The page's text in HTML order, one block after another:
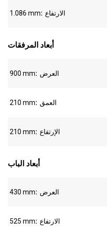
1.086 mm الارتفاع
أبعاد المرفقات
900 mm العرض
210 mm العمق
210 mm الإرتفاع
أبعاد الباب
430 mm العرض
525 mm الارتفاع